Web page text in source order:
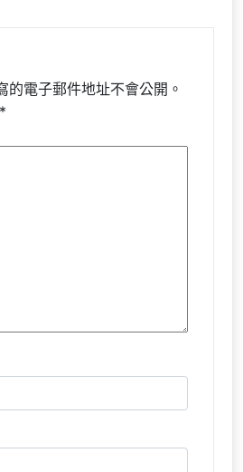
的電子郵件地址不會公開。
*